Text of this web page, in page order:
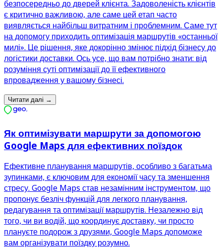
безпосередньо до дверей клієнта. Задоволеність клієнтів
є критично важливою, але саме цей етап часто
виявляється найбільш витратним і проблемним. Саме тут
на допомогу приходить оптимізація маршрутів «останньої
милі». Це рішення, яке докорінно змінює підхід бізнесу до
логістики доставки. Ось усе, що вам потрібно знати: від
розуміння суті оптимізації до її ефективного
впровадження у вашому бізнесі.
Читати далі →
Як оптимізувати маршрути за допомогою
Google Maps для ефективних поїздок
Ефективне планування маршрутів, особливо з багатьма
зупинками, є ключовим для економії часу та зменшення
стресу. Google Maps став незамінним інструментом, що
пропонує безліч функцій для легкого планування,
редагування та оптимізації маршрутів. Незалежно від
того, чи ви водій, що координує доставку, чи просто
плануєте подорож з друзями, Google Maps допоможе
вам організувати поїздку розумно.